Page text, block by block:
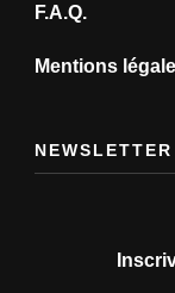
F.A.Q.
Mentions
NEWSLETTER